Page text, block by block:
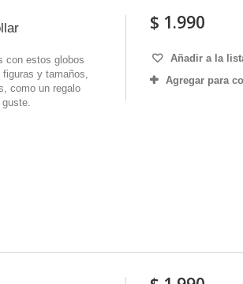
con estos globos
y tamaños,
como un regalo
$ 1.990
Añadir a la
Agregar para